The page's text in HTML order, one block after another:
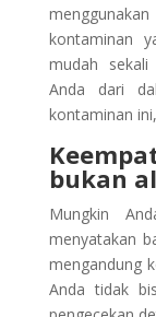
kontaminan
mudah
Anda dari
kontaminan
bukan
Mungkin
menyatakan
mengandung
Anda tidak